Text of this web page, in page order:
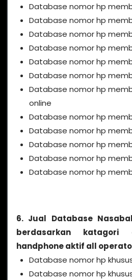
Database nomor hp
Database nomor hp
Database nomor hp
Database nomor hp
Database nomor hp
Database nomor hp
Database nomor hp
online
Database nomor hp
Database nomor hp
Database nomor hp
Database nomor hp
Database nomor hp
6. Jual Database
berdasarkan katagori
handphone aktif all
Database nomor hp
Database nomor hp